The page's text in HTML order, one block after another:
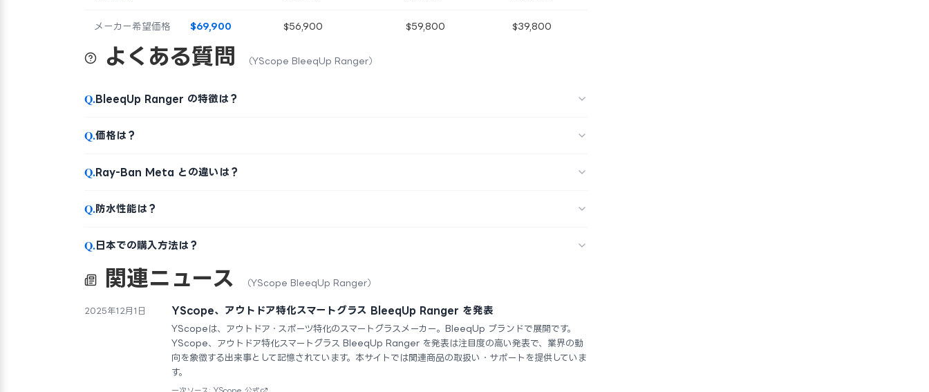
メーカー希望価格 $69,900 $56,900 $59,800 $39,800
よくある質問 （YScope BleeqUp Ranger）
Q.BleeqUp Ranger の特徴は？
Q.価格は？
Q.Ray-Ban Meta との違いは？
Q.防水性能は？
Q.日本での購入方法は？
関連ニュース （YScope BleeqUp Ranger）
2025年12月1日 YScope、アウトドア特化スマートグラス BleeqUp Ranger を発表
YScopeは、アウトドア・スポーツ特化のスマートグラスメーカー。BleeqUp ブランドで展開です。
YScope、アウトドア特化スマートグラス BleeqUp Ranger を発表は注目度の高い発表で、業界の動
向を象徴する出来事として記憶されています。本サイトでは関連商品の取扱い・サポートを提供していま
す。